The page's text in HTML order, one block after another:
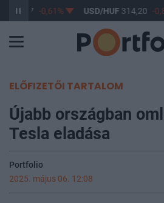
363,17 -0,61% USD/HUF 314,20 -
ELŐFIZETŐI TARTALOM
Újabb országban
Tesla eladása
Portfolio
2025. május 06. 12:08